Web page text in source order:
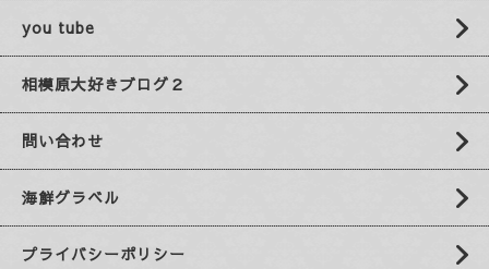
you tube
相模原大好きブログ２
問い合わせ
海鮮グラベル
プライバシーポリシー